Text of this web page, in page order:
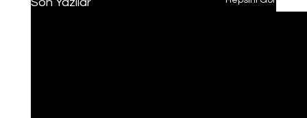
Son Yazılar